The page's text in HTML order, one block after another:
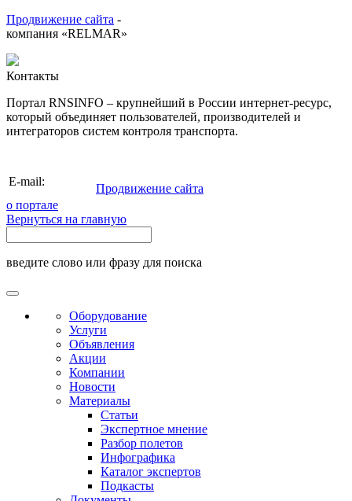
Продвижение сайта -
компания «RELMAR»
Контакты
Портал RNSINFO – крупнейший в России интернет-ресурс,
который объединяет пользователей, производителей и
интеграторов систем контроля транспорта.
E-mail:
Продвижение сайта
о портале
Вернуться на главную
введите слово или фразу для поиска
Оборудование
Услуги
Объявления
Акции
Компании
Новости
Материалы
Статьи
Экспертное мнение
Разбор полетов
Инфографика
Каталог экспертов
Подкасты